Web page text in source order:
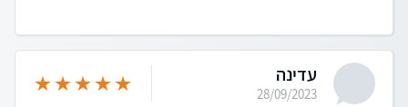
עדינה
28/09/2023